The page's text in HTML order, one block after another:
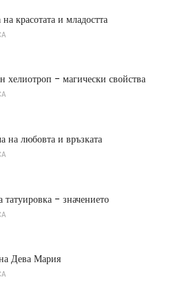
красотата и младостта
хелиотроп - магически свойства
на любовта и връзката
татуировка - значението
Дева Мария